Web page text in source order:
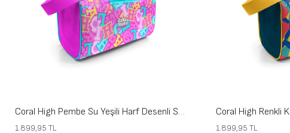
Coral High Pembe Su Yeşili Harf Desenli Spor Çantası 27551
1.899,95 TL 1.899,95 TL